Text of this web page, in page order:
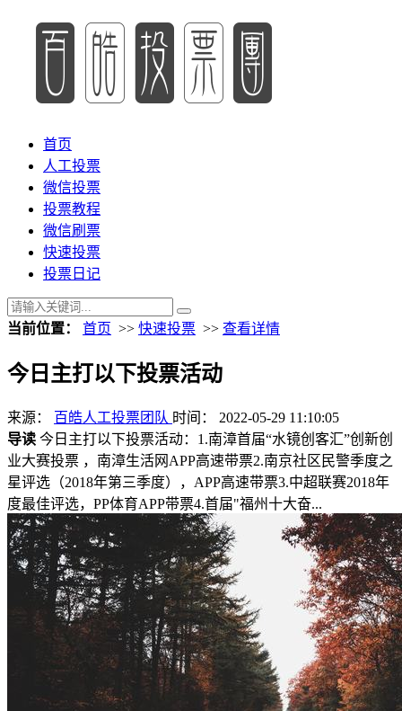
首页
人工投票
微信投票
投票教程
微信刷票
快速投票
投票日记
当前位置： 首页 >> 快速投票 >> 查看详情
今日主打以下投票活动
来源： 百皓人工投票团队 时间： 2022-05-29 11:10:05
导读 今日主打以下投票活动：1.南漳首届“水镜创客汇”创新创
业大赛投票 ，南漳生活网APP高速带票2.南京社区民警季度之
星评选（2018年第三季度），APP高速带票3.中超联赛2018年
度最佳评选，PP体育APP带票4.首届"福州十大奋...